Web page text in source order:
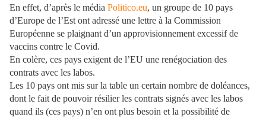
En effet, d’après le média Politico.eu, un groupe de 10 pays
d’Europe de l’Est ont adressé une lettre à la Commission
Européenne se plaignant d’un approvisionnement excessif de
vaccins contre le Covid.
En colère, ces pays exigent de l’EU une renégociation des
contrats avec les labos.
Les 10 pays ont mis sur la table un certain nombre de doléances,
dont le fait de pouvoir résilier les contrats signés avec les labos
quand ils (ces pays) n’en ont plus besoin et la possibilité de